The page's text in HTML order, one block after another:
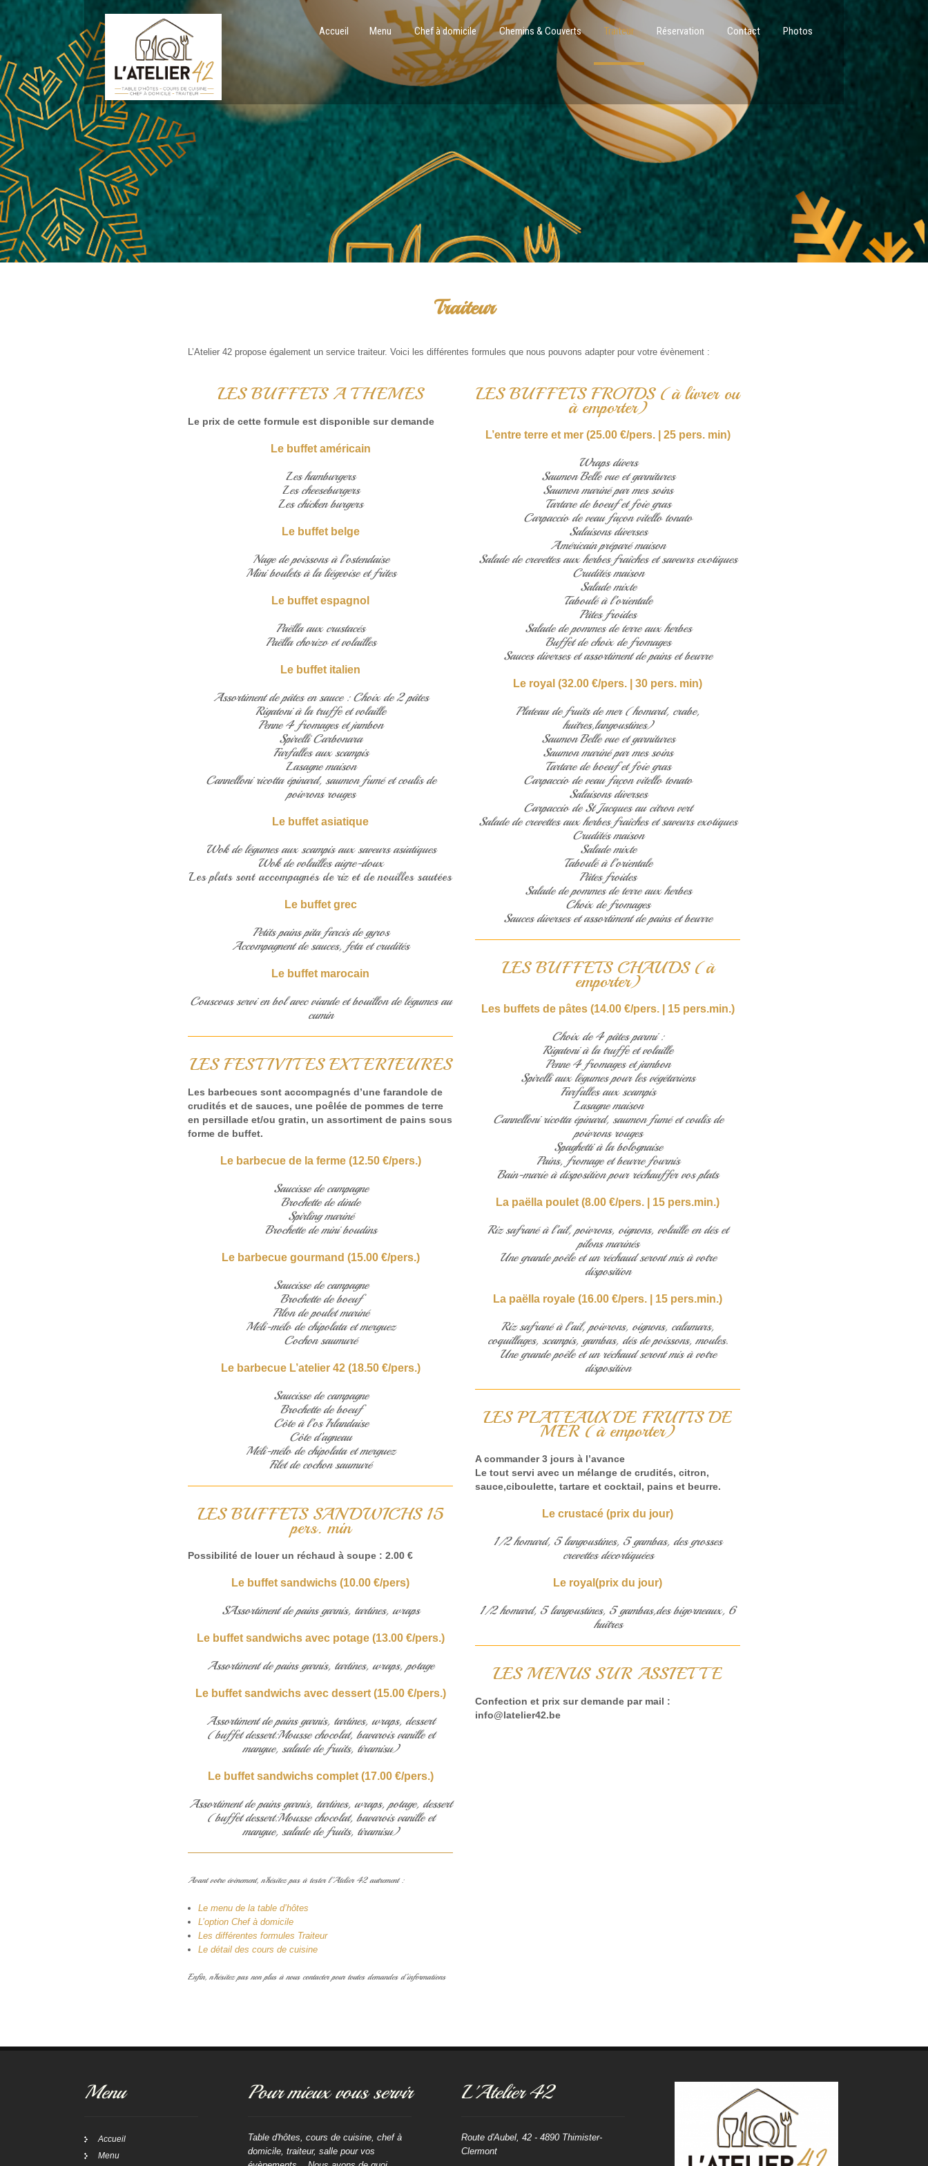
Accueil Menu Chef à domicile Chemins & Couverts Traiteur Réservation Contact Photos
Traiteur
L’Atelier 42 propose également un service traiteur. Voici les différentes formules que nous pouvons adapter pour votre évènement :
LES BUFFETS A THEMES
Le prix de cette formule est disponible sur demande
Le buffet américain
Les hamburgers
Les cheeseburgers
Les chicken burgers
Le buffet belge
Nage de poissons à l’ostendaise
Mini boulets à la liégeoise et frites
Le buffet espagnol
Paëlla aux crustacés
Paëlla chorizo et volailles
Le buffet italien
Assortiment de pâtes en sauce : Choix de 2 pâtes
Rigatoni à la truffe et volaille
Penne 4 fromages et jambon
Spirelli Carbonara
Farfalles aux scampis
Lasagne maison
Cannelloni ricotta épinard, saumon fumé et coulis de
poivrons rouges
Le buffet asiatique
Wok de légumes aux scampis aux saveurs asiatiques
Wok de volailles aigre-doux
Les plats sont accompagnés de riz et de nouilles sautées
Le buffet grec
Petits pains pita farcis de gyros
Accompagnent de sauces, feta et crudités
Le buffet marocain
Couscous servi en bol avec viande et bouillon de légumes au
cumin
LES FESTIVITES EXTERIEURES
Les barbecues sont accompagnés d’une farandole de
crudités et de sauces, une poêlée de pommes de terre
en persillade et/ou gratin, un assortiment de pains sous
forme de buffet.
Le barbecue de la ferme (12.50 €/pers.)
Saucisse de campagne
Brochette de dinde
Spirling mariné
Brochette de mini boudins
Le barbecue gourmand (15.00 €/pers.)
Saucisse de campagne
Brochette de boeuf
Pilon de poulet mariné
Méli-mélo de chipolata et merguez
Cochon saumuré
Le barbecue L’atelier 42 (18.50 €/pers.)
Saucisse de campagne
Brochette de boeuf
Côte à l’os Irlandaise
Côte d’agneau
Méli-mélo de chipolata et merguez
Filet de cochon saumuré
LES BUFFETS SANDWICHS 15
pers. min
Possibilité de louer un réchaud à soupe : 2.00 €
Le buffet sandwichs (10.00 €/pers)
SAssortiment de pains garnis, tartines, wraps
Le buffet sandwichs avec potage (13.00 €/pers.)
Assortiment de pains garnis, tartines, wraps, potage
Le buffet sandwichs avec dessert (15.00 €/pers.)
Assortiment de pains garnis, tartines, wraps, dessert
(buffet dessert:Mousse chocolat, bavarois vanille et
mangue, salade de fruits, tiramisu)
Le buffet sandwichs complet (17.00 €/pers.)
Assortiment de pains garnis, tartines, wraps, potage, dessert
(buffet dessert:Mousse chocolat, bavarois vanille et
mangue, salade de fruits, tiramisu)
Avant votre évènement, n’hésitez pas à tester l’Atelier 42 autrement :
Le menu de la table d’hôtes
L’option Chef à domicile
Les différentes formules Traiteur
Le détail des cours de cuisine
Enfin, n’hésitez pas non plus à nous contacter pour toutes demandes d’informations
LES BUFFETS FROIDS (à livrer ou
à emporter)
L’entre terre et mer (25.00 €/pers. | 25 pers. min)
Wraps divers
Saumon Belle vue et garnitures
Saumon mariné par mes soins
Tartare de boeuf et foie gras
Carpaccio de veau façon vitello tonato
Salaisons diverses
Américain préparé maison
Salade de crevettes aux herbes fraîches et saveurs exotiques
Crudités maison
Salade mixte
Taboulé à l’orientale
Pâtes froides
Salade de pommes de terre aux herbes
Buffet de choix de fromages
Sauces diverses et assortiment de pains et beurre
Le royal (32.00 €/pers. | 30 pers. min)
Plateau de fruits de mer (homard, crabe,
huitres,langoustines)
Saumon Belle vue et garnitures
Saumon mariné par mes soins
Tartare de boeuf et foie gras
Carpaccio de veau façon vitello tonato
Salaisons diverses
Carpaccio de St Jacques au citron vert
Salade de crevettes aux herbes fraîches et saveurs exotiques
Crudités maison
Salade mixte
Taboulé à l’orientale
Pâtes froides
Salade de pommes de terre aux herbes
Choix de fromages
Sauces diverses et assortiment de pains et beurre
LES BUFFETS CHAUDS (à
emporter)
Les buffets de pâtes (14.00 €/pers. | 15 pers.min.)
Choix de 4 pâtes parmi :
Rigatoni à la truffe et volaille
Penne 4 fromages et jambon
Spirelli aux légumes pour les végétariens
Farfalles aux scampis
Lasagne maison
Cannelloni ricotta épinard, saumon fumé et coulis de
poivrons rouges
Spaghetti à la bolognaise
Pains, fromage et beurre fournis
Bain-marie à disposition pour réchauffer vos plats
La paëlla poulet (8.00 €/pers. | 15 pers.min.)
Riz safrané à l’ail, poivrons, oignons, volaille en dés et
pilons marinés
Une grande poêle et un réchaud seront mis à votre
disposition
La paëlla royale (16.00 €/pers. | 15 pers.min.)
Riz safrané à l’ail, poivrons, oignons, calamars,
coquillages, scampis, gambas, dés de poissons, moules.
Une grande poêle et un réchaud seront mis à votre
disposition
LES PLATEAUX DE FRUITS DE
MER (à emporter)
A commander 3 jours à l’avance
Le tout servi avec un mélange de crudités, citron,
sauce,ciboulette, tartare et cocktail, pains et beurre.
Le crustacé (prix du jour)
1/2 homard, 5 langoustines, 5 gambas, des grosses
crevettes décortiquées
Le royal(prix du jour)
1/2 homard, 5 langoustines, 5 gambas,des bigorneaux, 6
huîtres
LES MENUS SUR ASSIETTE
Confection et prix sur demande par mail :
info@latelier42.be
Menu
Accueil
Menu
Pour mieux vous servir
Table d'hôtes, cours de cuisine, chef à
domicile, traiteur, salle pour vos
L'Atelier 42
Route d'Aubel, 42 - 4890 Thimister-
Clermont